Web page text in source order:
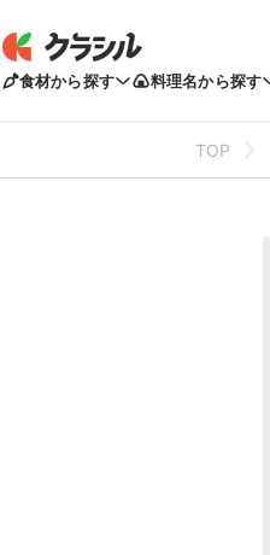
食材から探す 料理名から探す
TOP